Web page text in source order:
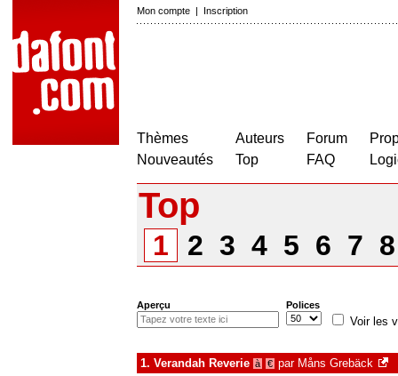
Mon compte | Inscription
Thèmes
Nouveautés
Auteurs
Top
Forum
FAQ
Top
1 2 3 4 5 6 7
Aperçu Polices
Voir les
1. Verandah Reverie à € par Måns Grebäck